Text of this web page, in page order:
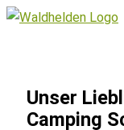
Zum
Unser
Camping